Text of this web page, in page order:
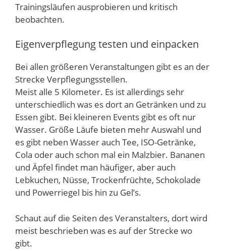
Trainingsläufen ausprobieren und kritisch
beobachten.
Eigenverpflegung testen und einpacken
Bei allen größeren Veranstaltungen gibt es an der
Strecke Verpflegungsstellen.
Meist alle 5 Kilometer. Es ist allerdings sehr
unterschiedlich was es dort an Getränken und zu
Essen gibt. Bei kleineren Events gibt es oft nur
Wasser. Größe Läufe bieten mehr Auswahl und
es gibt neben Wasser auch Tee, ISO-Getränke,
Cola oder auch schon mal ein Malzbier. Bananen
und Äpfel findet man häufiger, aber auch
Lebkuchen, Nüsse, Trockenfrüchte, Schokolade
und Powerriegel bis hin zu Gel’s.
Schaut auf die Seiten des Veranstalters, dort wird
meist beschrieben was es auf der Strecke wo
gibt.